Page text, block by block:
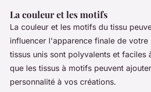
La couleur et les motifs
La couleur et les motifs du tissu
influencer l'apparence finale de votre
tissus unis sont polyvalents et faciles
que les tissus à motifs peuvent
personnalité à vos créations.